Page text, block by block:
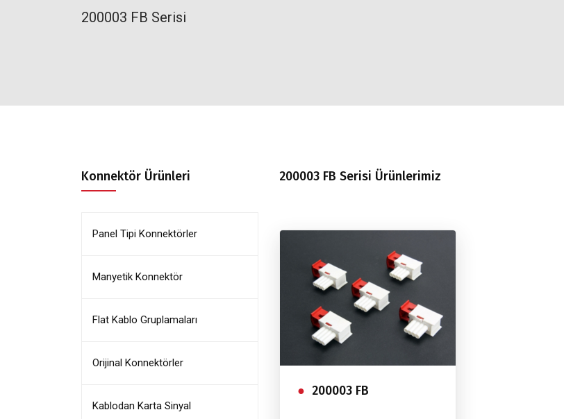
200003 FB Serisi
Konnektör Ürünleri
Panel Tipi Konnektörler
Manyetik Konnektör
Flat Kablo Gruplamaları
Orijinal Konnektörler
Kablodan Karta Sinyal
200003 FB Serisi Ürünlerimiz
200003 FB